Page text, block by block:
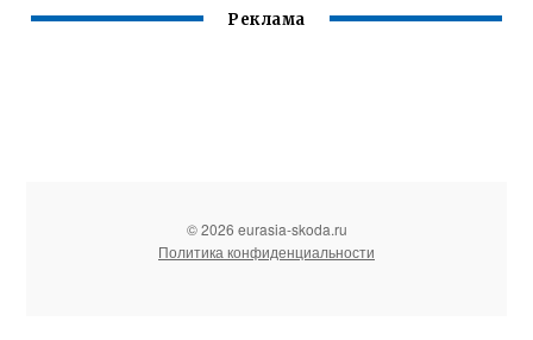
Реклама
© 2026 eurasia-skoda.ru
Политика конфиденциальности